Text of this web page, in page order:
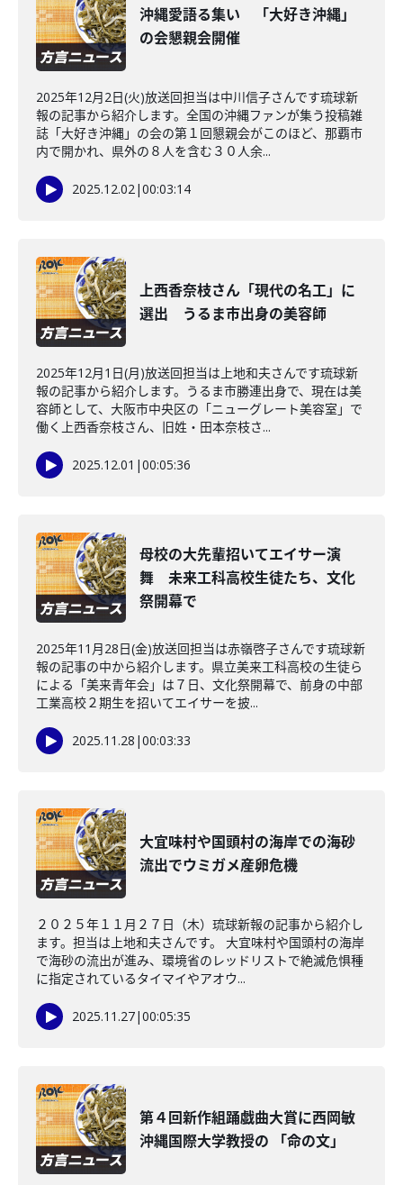
沖縄愛語る集い 「大好き沖縄」
の会懇親会開催
2025年12月2日(火)放送回担当は中川信子さんです琉球新
報の記事から紹介します。全国の沖縄ファンが集う投稿雑
誌「大好き沖縄」の会の第１回懇親会がこのほど、那覇市
内で開かれ、県外の８人を含む３０人余...
2025.12.02|00:03:14
上西香奈枝さん「現代の名工」に
選出 うるま市出身の美容師
2025年12月1日(月)放送回担当は上地和夫さんです琉球新
報の記事から紹介します。うるま市勝連出身で、現在は美
容師として、大阪市中央区の「ニューグレート美容室」で
働く上西香奈枝さん、旧姓・田本奈枝さ...
2025.12.01 |00:05:36
母校の大先輩招いてエイサー演
舞 未来工科高校生徒たち、文化
祭開幕で
2025年11月28日(金)放送回担当は赤嶺啓子さんです琉球新
報の記事の中から紹介します。県立美来工科高校の生徒ら
による「美来青年会」は７日、文化祭開幕で、前身の中部
工業高校２期生を招いてエイサーを披...
2025.11.28 |00:03:33
大宜味村や国頭村の海岸での海砂
流出でウミガメ産卵危機
２０２５年１１月２７日（木）琉球新報の記事から紹介し
ます。担当は上地和夫さんです。 大宜味村や国頭村の海岸
で海砂の流出が進み、環境省のレッドリストで絶滅危惧種
に指定されているタイマイやアオウ...
2025.11.27|00:05:35
第４回新作組踊戯曲大賞に西岡敏
沖縄国際大学教授の 「命の文」